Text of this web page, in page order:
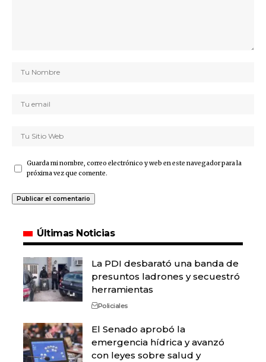
Guarda mi nombre, correo electrónico y web en este navegador para la
próxima vez que comente.
Últimas Noticias
La PDI desbarató una banda de
presuntos ladrones y secuestró
herramientas
Policiales
El Senado aprobó la
emergencia hídrica y avanzó
con leyes sobre salud y